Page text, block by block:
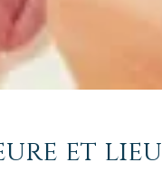
et lieu